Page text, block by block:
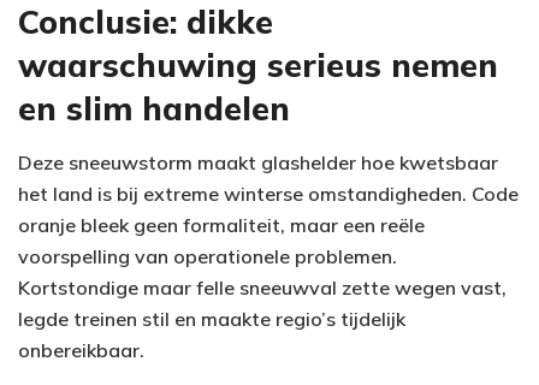
Conclusie: dikke
waarschuwing serieus nemen
en slim handelen
Deze sneeuwstorm maakt glashelder hoe kwetsbaar
het land is bij extreme winterse omstandigheden. Code
oranje bleek geen formaliteit, maar een reële
voorspelling van operationele problemen.
Kortstondige maar felle sneeuwval zette wegen vast,
legde treinen stil en maakte regio’s tijdelijk
onbereikbaar.